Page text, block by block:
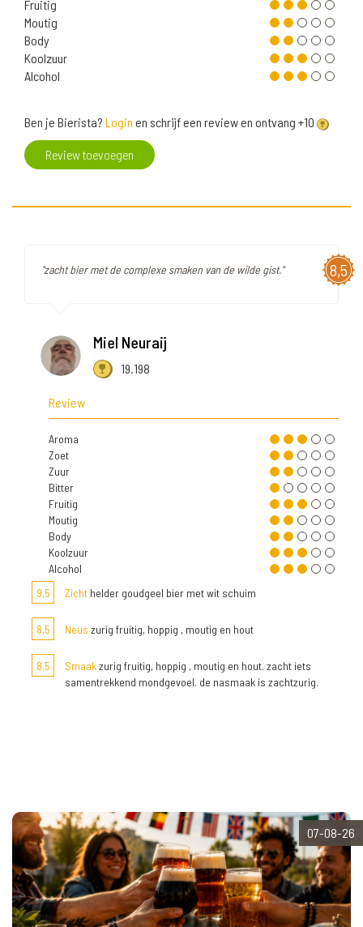
Fruitig
Moutig
Body
Koolzuur
Alcohol
Ben je Bierista? Login en schrijf een review en ontvang +10
Review toevoegen
8,5
"zacht bier met de complexe smaken van de wilde gist."
Miel Neuraij
19.198
Review
Aroma
Zoet
Zuur
Bitter
Fruitig
Moutig
Body
Koolzuur
Alcohol
9,5
Zicht helder goudgeel bier met wit schuim
8,5 Neus zurig fruitig, hoppig , moutig en hout
8,5 Smaakzurig fruitig, hoppig , moutig en hout. zacht iets
samentrekkend mondgevoel. de nasmaak is zachtzurig.
07-08-26